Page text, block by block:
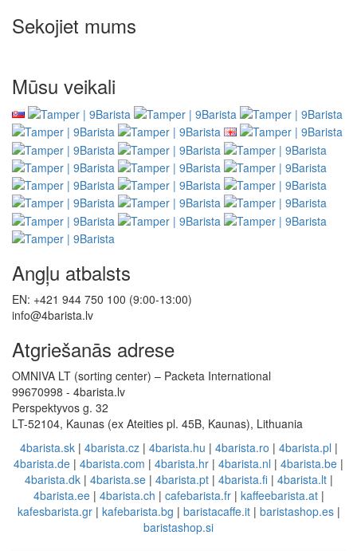
Sekojiet mums
Mūsu veikali
Angļu atbalsts
EN: +421 944 750 100 (9:00-13:00)
info@4barista.lv
Atgriešanās adrese
OMNIVA LT (sorting center) – Packeta International
99670998 - 4barista.lv
Perspektyvos g. 32
LT-52104, Kaunas (ex Ateities pl. 45B, Kaunas), Lithuania
4barista.sk| 4barista.cz| 4barista.hu | 4barista.ro | 4barista.pl |
4barista.de | 4barista.com | 4barista.hr | 4barista.nl | 4barista.be |
4barista.dk| 4barista.se| 4barista.pt| 4barista.fi| 4barista.lt|
4barista.ee| 4barista.ch | cafebarista.fr| kaffeebarista.at|
kafesbarista.gr| kafebarista.bg | baristacaffe.it| baristashop.es|
baristashop.si